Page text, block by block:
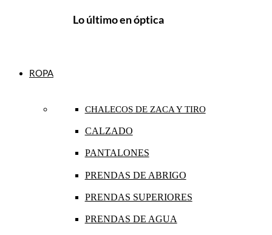
Lo último en óptica
ROPA
CHALECOS DE ZACA Y TIRO
CALZADO
PANTALONES
PRENDAS DE ABRIGO
PRENDAS SUPERIORES
PRENDAS DE AGUA